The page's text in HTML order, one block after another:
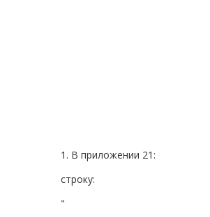
1. В приложении 21:
строку:
"